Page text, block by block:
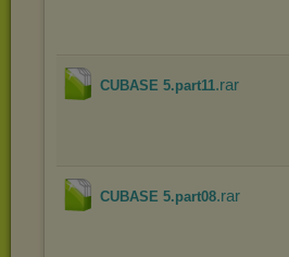
CUBASE 5.part11.rar
CUBASE 5.part08.rar